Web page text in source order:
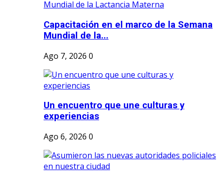
Capacitación en el marco de la Semana
Mundial de la...
Ago 7, 2026 0
Un encuentro que une culturas y
experiencias
Ago 6, 2026 0